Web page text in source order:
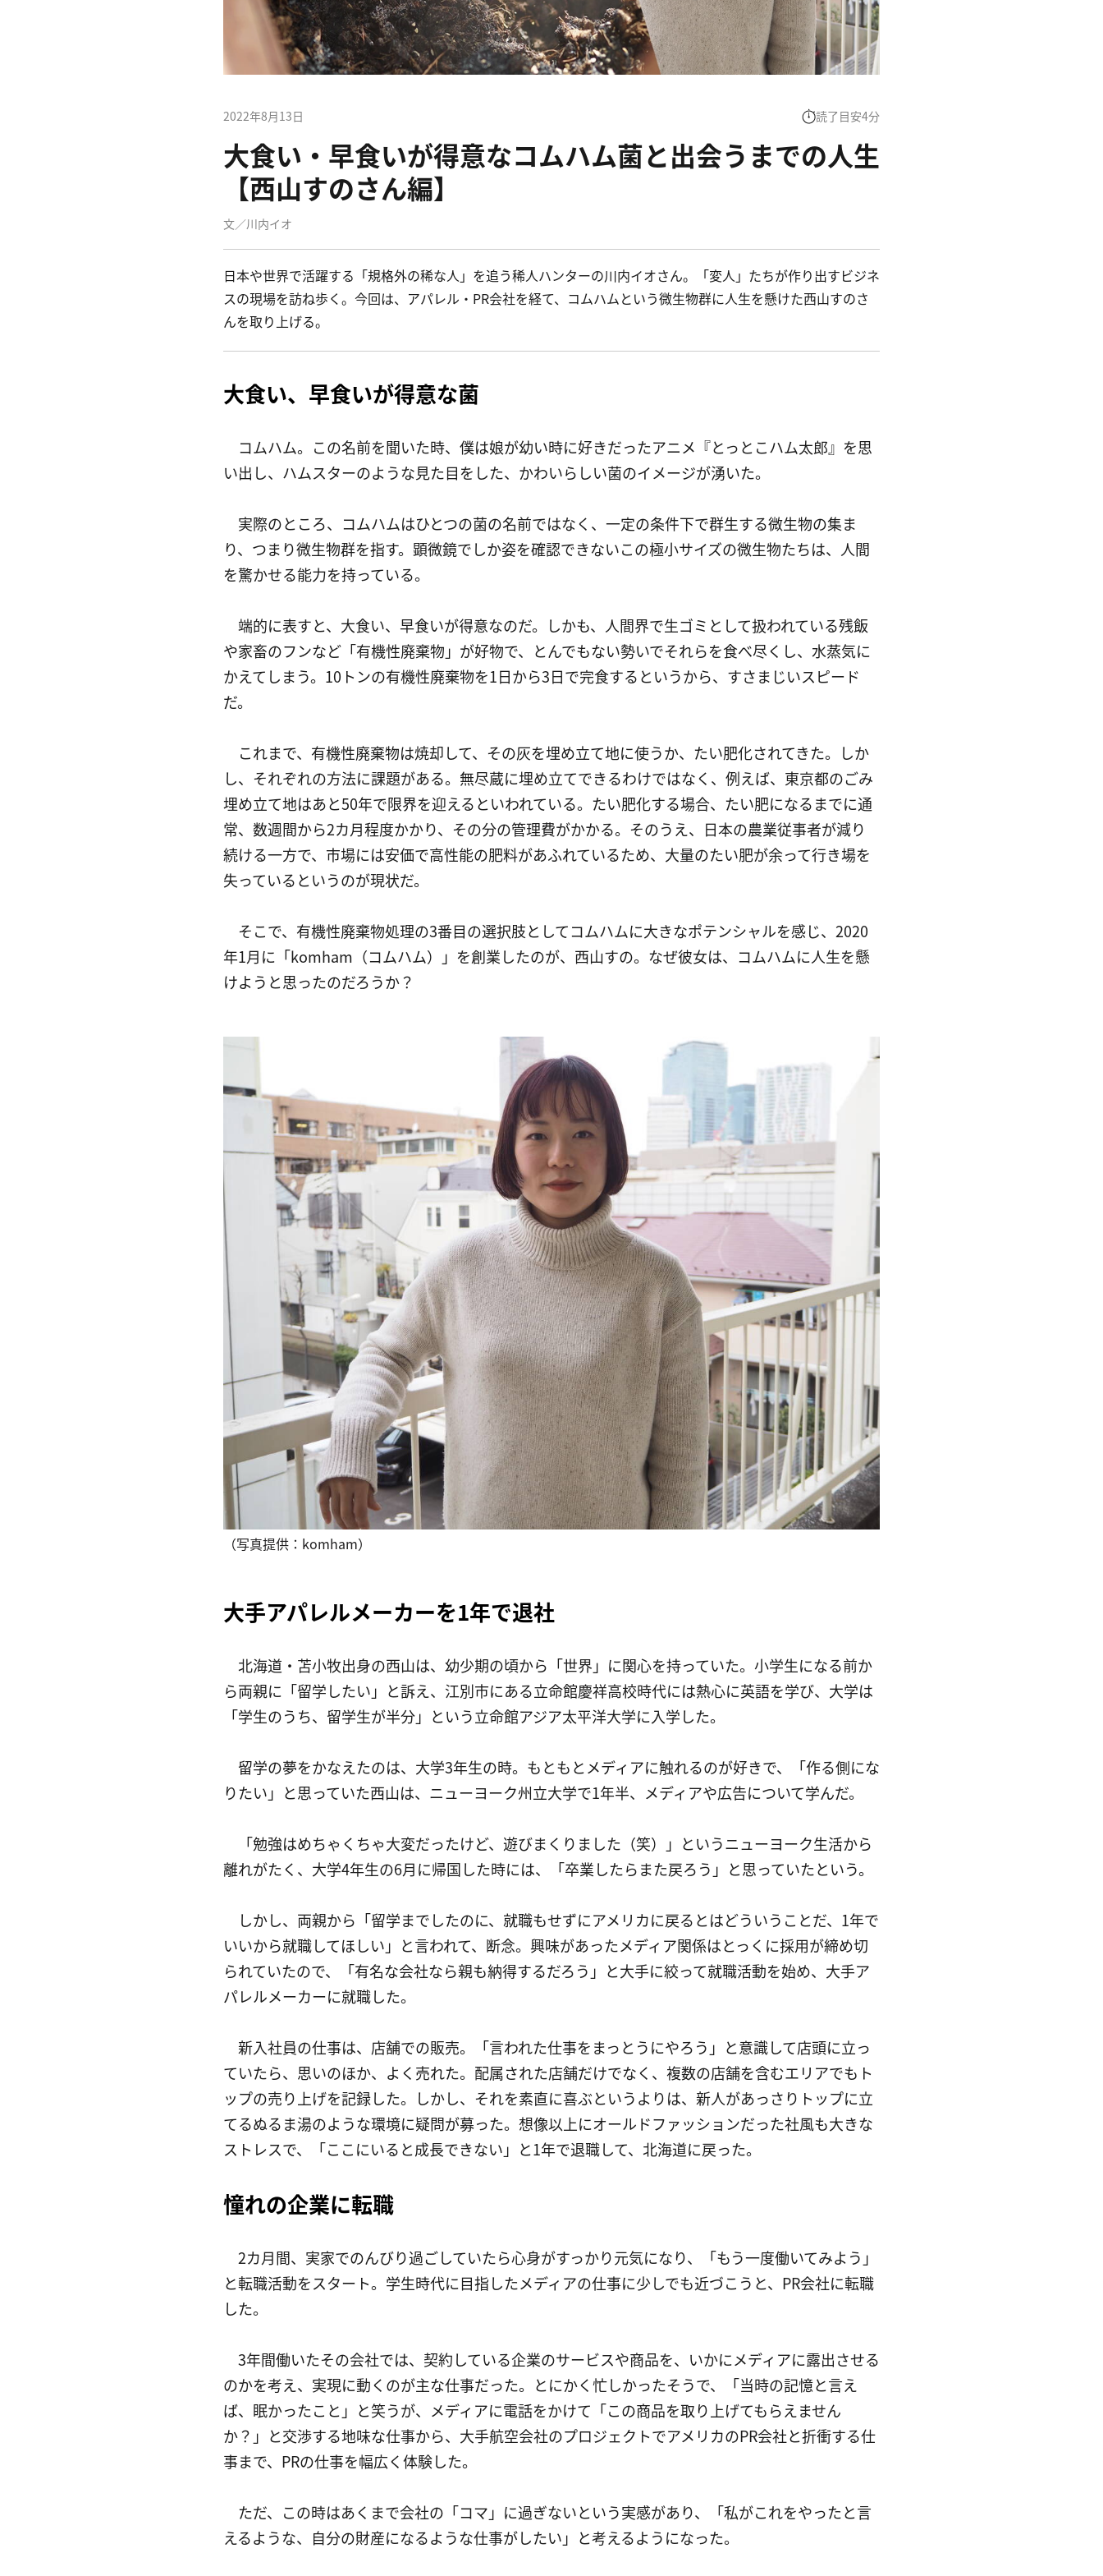
2022年8月13日 読了目安4分
大食い・早食いが得意なコムハム菌と出会うまでの人生
【西山すのさん編】
文／川内イオ
日本や世界で活躍する「規格外の稀な人」を追う稀人ハンターの川内イオさん。「変人」たちが作り出すビジネ
スの現場を訪ね歩く。今回は、アパレル・PR会社を経て、コムハムという微生物群に人生を懸けた西山すのさ
んを取り上げる。
大食い、早食いが得意な菌
コムハム。この名前を聞いた時、僕は娘が幼い時に好きだったアニメ『とっとこハム太郎』を思
い出し、ハムスターのような見た目をした、かわいらしい菌のイメージが湧いた。
実際のところ、コムハムはひとつの菌の名前ではなく、一定の条件下で群生する微生物の集ま
り、つまり微生物群を指す。顕微鏡でしか姿を確認できないこの極小サイズの微生物たちは、人間
を驚かせる能力を持っている。
端的に表すと、大食い、早食いが得意なのだ。しかも、人間界で生ゴミとして扱われている残飯
や家畜のフンなど「有機性廃棄物」が好物で、とんでもない勢いでそれらを食べ尽くし、水蒸気に
かえてしまう。10トンの有機性廃棄物を1日から3日で完食するというから、すさまじいスピード
だ。
これまで、有機性廃棄物は焼却して、その灰を埋め立て地に使うか、たい肥化されてきた。しか
し、それぞれの方法に課題がある。無尽蔵に埋め立てできるわけではなく、例えば、東京都のごみ
埋め立て地はあと50年で限界を迎えるといわれている。たい肥化する場合、たい肥になるまでに通
常、数週間から2カ月程度かかり、その分の管理費がかかる。そのうえ、日本の農業従事者が減り
続ける一方で、市場には安価で高性能の肥料があふれているため、大量のたい肥が余って行き場を
失っているというのが現状だ。
そこで、有機性廃棄物処理の3番目の選択肢としてコムハムに大きなポテンシャルを感じ、2020
年1月に「komham（コムハム）」を創業したのが、西山すの。なぜ彼女は、コムハムに人生を懸
けようと思ったのだろうか？
（写真提供：komham）
大手アパレルメーカーを1年で退社
北海道・苫小牧出身の西山は、幼少期の頃から「世界」に関心を持っていた。小学生になる前か
ら両親に「留学したい」と訴え、江別市にある立命館慶祥高校時代には熱心に英語を学び、大学は
「学生のうち、留学生が半分」という立命館アジア太平洋大学に入学した。
留学の夢をかなえたのは、大学3年生の時。もともとメディアに触れるのが好きで、「作る側にな
りたい」と思っていた西山は、ニューヨーク州立大学で1年半、メディアや広告について学んだ。
「勉強はめちゃくちゃ大変だったけど、遊びまくりました（笑）」というニューヨーク生活から
離れがたく、大学4年生の6月に帰国した時には、「卒業したらまた戻ろう」と思っていたという。
しかし、両親から「留学までしたのに、就職もせずにアメリカに戻るとはどういうことだ、1年で
いいから就職してほしい」と言われて、断念。興味があったメディア関係はとっくに採用が締め切
られていたので、「有名な会社なら親も納得するだろう」と大手に絞って就職活動を始め、大手ア
パレルメーカーに就職した。
新入社員の仕事は、店舗での販売。「言われた仕事をまっとうにやろう」と意識して店頭に立っ
ていたら、思いのほか、よく売れた。配属された店舗だけでなく、複数の店舗を含むエリアでもト
ップの売り上げを記録した。しかし、それを素直に喜ぶというよりは、新人があっさりトップに立
てるぬるま湯のような環境に疑問が募った。想像以上にオールドファッションだった社風も大きな
ストレスで、「ここにいると成長できない」と1年で退職して、北海道に戻った。
憧れの企業に転職
2カ月間、実家でのんびり過ごしていたら心身がすっかり元気になり、「もう一度働いてみよう」
と転職活動をスタート。学生時代に目指したメディアの仕事に少しでも近づこうと、PR会社に転職
した。
3年間働いたその会社では、契約している企業のサービスや商品を、いかにメディアに露出させる
のかを考え、実現に動くのが主な仕事だった。とにかく忙しかったそうで、「当時の記憶と言え
ば、眠かったこと」と笑うが、メディアに電話をかけて「この商品を取り上げてもらえません
か？」と交渉する地味な仕事から、大手航空会社のプロジェクトでアメリカのPR会社と折衝する仕
事まで、PRの仕事を幅広く体験した。
ただ、この時はあくまで会社の「コマ」に過ぎないという実感があり、「私がこれをやったと言
えるような、自分の財産になるような仕事がしたい」と考えるようになった。